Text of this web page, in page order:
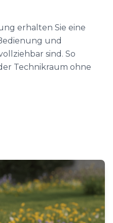
erhalten Sie eine
und
sind. So
Technikraum ohne